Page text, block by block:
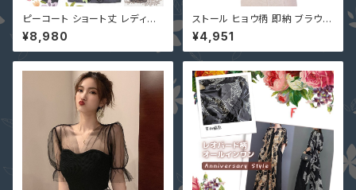
ピーコート ショート丈 レディー
ス XL (メンズならS) 即納 ユニ
セックス 男女兼用 単品 xcl-16
252 アウター コート ジャケット
¥8,980
ストール ヒョウ柄 即納 ブラウン
黒 ベージュ 豹柄 ポリエステル
レオパード 大判 ショール マフラ
ー スカーフ 924250p
¥4,951